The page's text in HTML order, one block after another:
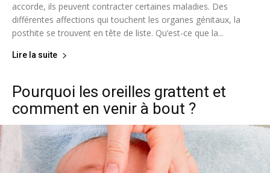
accorde, ils peuvent contracter certaines maladies. Des
différentes affections qui touchent les organes génitaux, la
posthite se trouvent en tête de liste. Qu’est-ce que la...
Lire la suite
Pourquoi les oreilles grattent et
comment en venir à bout ?